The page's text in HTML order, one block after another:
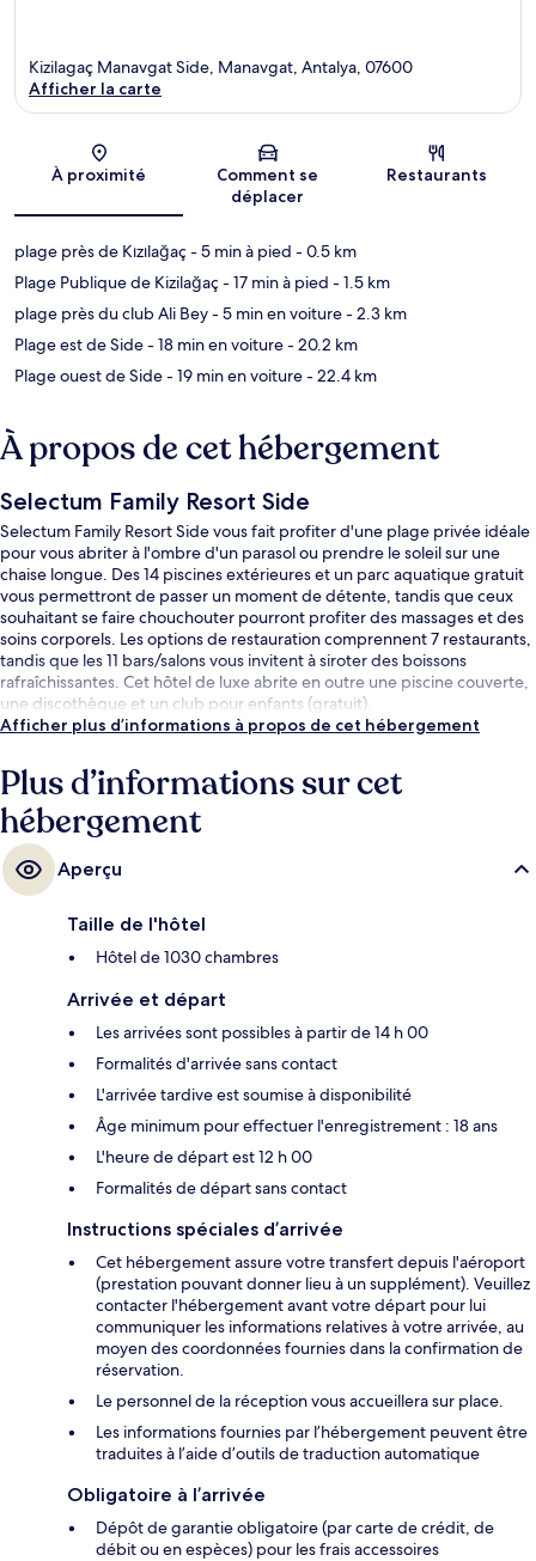
Carte
Kizilagaç Manavgat Side, Manavgat, Antalya, 07600
Afficher la carte
À proximité
Comment se
déplacer
Restaurants
plage près de Kızılağaç- 5 min à pied - 0.5 km
Plage Publique de Kizilağaç- 17 min à pied - 1.5 km
plage près du club Ali Bey- 5 min en voiture- 2.3 km
Plage est de Side- 18 min en voiture- 20.2 km
Plage ouest de Side- 19 min en voiture- 22.4 km
À propos de cet hébergement
Selectum Family Resort Side
Selectum Family Resort Side vous fait profiter d'une plage privée idéale
pour vous abriter à l'ombre d'un parasol ou prendre le soleil sur une
chaise longue. Des 14 piscines extérieures et un parc aquatique gratuit
vous permettront de passer un moment de détente, tandis que ceux
souhaitant se faire chouchouter pourront profiter des massages et des
soins corporels. Les options de restauration comprennent 7 restaurants,
tandis que les 11 bars/salons vous invitent à siroter des boissons
rafraîchissantes. Cet hôtel de luxe abrite en outre une piscine couverte,
une discothèque et un club pour enfants (gratuit).
Afficher plus d’informations à propos de cet hébergement
Plus d’informations sur cet
hébergement
Aperçu
Taille de l'hôtel
Hôtel de 1030 chambres
Arrivée et départ
Les arrivées sont possibles à partir de 14 h 00
Formalités d'arrivée sans contact
L'arrivée tardive est soumise à disponibilité
Âge minimum pour effectuer l'enregistrement : 18 ans
L'heure de départ est 12 h 00
Formalités de départ sans contact
Instructions spéciales d’arrivée
Cet hébergement assure votre transfert depuis l'aéroport
(prestation pouvant donner lieu à un supplément). Veuillez
contacter l'hébergement avant votre départ pour lui
communiquer les informations relatives à votre arrivée, au
moyen des coordonnées fournies dans la confirmation de
réservation.
Le personnel de la réception vous accueillera sur place.
Les informations fournies par l’hébergement peuvent être
traduites à l’aide d’outils de traduction automatique
Obligatoire à l’arrivée
Dépôt de garantie obligatoire (par carte de crédit, de
débit ou en espèces) pour les frais accessoires